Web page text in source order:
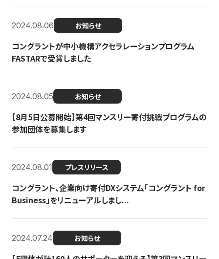
2024.08.06 お知らせ
コングラントが中小機構アクセラレーションプログラム
FASTARで受賞しました
2024.08.05 お知らせ
【8月5日公募開始】第4回マンスリー寄付挑戦プログラムの
参加団体を募集します
2024.08.01 プレスリリース
コングラント、企業向け寄付DXシステム「コングラント for
Business」をリニューアルしまし...
2024.07.24 お知らせ